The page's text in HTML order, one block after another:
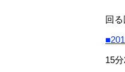
回
15